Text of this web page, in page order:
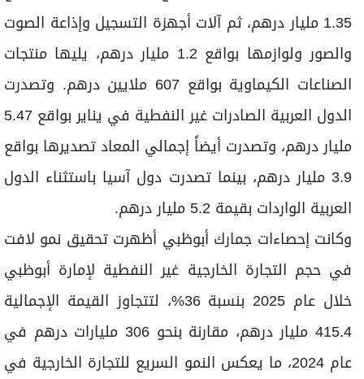
1.35 مليار درهم، ثم آلات أجهزة التسجيل وإذاعة الصوت
والصور ولوازمها بواقع 1.2 مليار درهم، يليها منتجات
الصناعات الكيماوية بواقع 607 ملايين درهم. وتصدرت
الدول العربية الصادرات غير النفطية في يناير بواقع 5.47
مليار درهم، وتصدرت أيضاً إجمالي المعاد تصديرها بواقع
3.9 مليار درهم، بينما تصدرت دول آسيا باستثناء الدول
العربية الواردات بقيمة 5.2 مليار درهم.
وكانت إحصاءات جمارك أبوظبي أظهرت تحقيق نمو لافت
في حجم التجارة الخارجية غير النفطية لإمارة أبوظبي
خلال عام 2025 بنسبة 36%، لتتجاوز القيمة الإجمالية
415.4 مليار درهم، مقارنة بنحو 306 مليارات درهم في
عام 2024، ما يعكس النمو السريع للتجارة الخارجية في